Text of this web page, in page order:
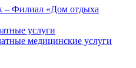
– Филиал «Дом отдыха
услуги
медицинские услуги